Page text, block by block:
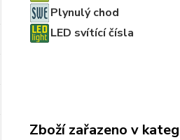
Plynulý chod
LED svítící čísla
Zboží zařazeno v